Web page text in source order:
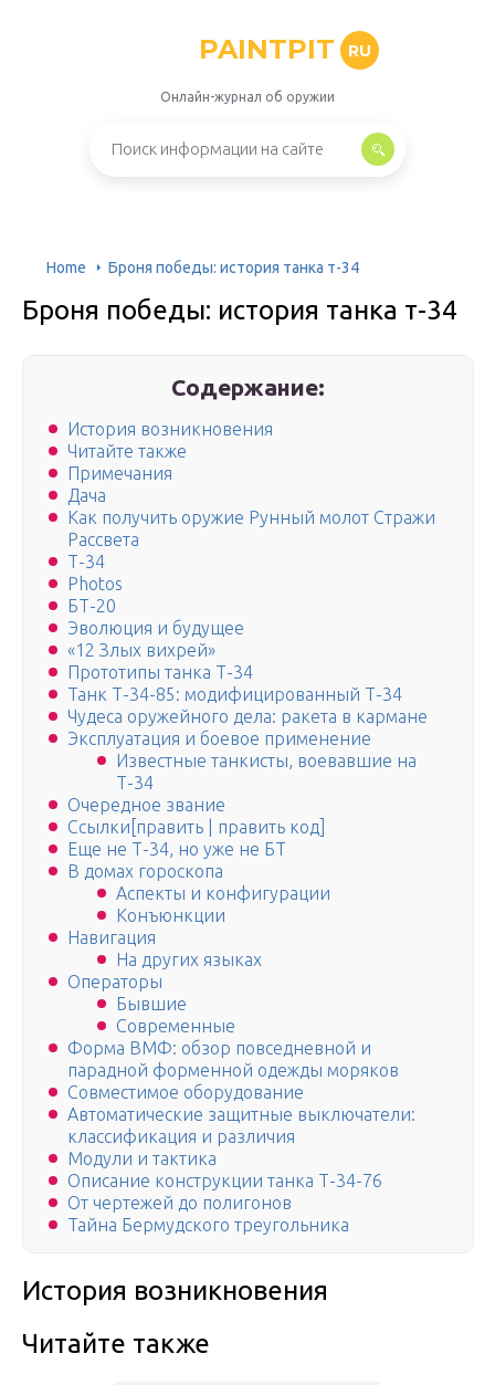
PAINTPIT RU
Онлайн-журнал об оружии
Home Броня победы: история танка т-34
Броня победы: история танка т-34
Содержание:
История возникновения
Читайте также
Примечания
Дача
Как получить оружие Рунный молот Стражи
Рассвета
Т-34
Photos
БТ-20
Эволюция и будущее
«12 Злых вихрей»
Прототипы танка Т-34
Танк Т-34-85: модифицированный Т-34
Чудеса оружейного дела: ракета в кармане
Эксплуатация и боевое применение
Известные танкисты, воевавшие на
Т-34
Очередное звание
Ссылки[править | править код]
Еще не Т-34, но уже не БТ
В домах гороскопа
Аспекты и конфигурации
Конъюнкции
Навигация
На других языках
Операторы
Бывшие
Современные
Форма ВМФ: обзор повседневной и
парадной форменной одежды моряков
Совместимое оборудование
Автоматические защитные выключатели:
классификация и различия
Модули и тактика
Описание конструкции танка Т-34-76
От чертежей до полигонов
Тайна Бермудского треугольника
История возникновения
Читайте также